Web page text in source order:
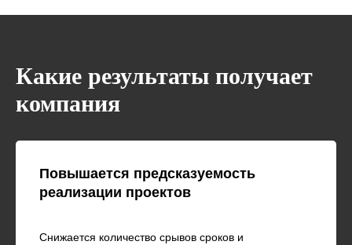
Какие результаты получает
компания
Повышается предсказуемость
реализации проектов
Снижается количество срывов сроков и